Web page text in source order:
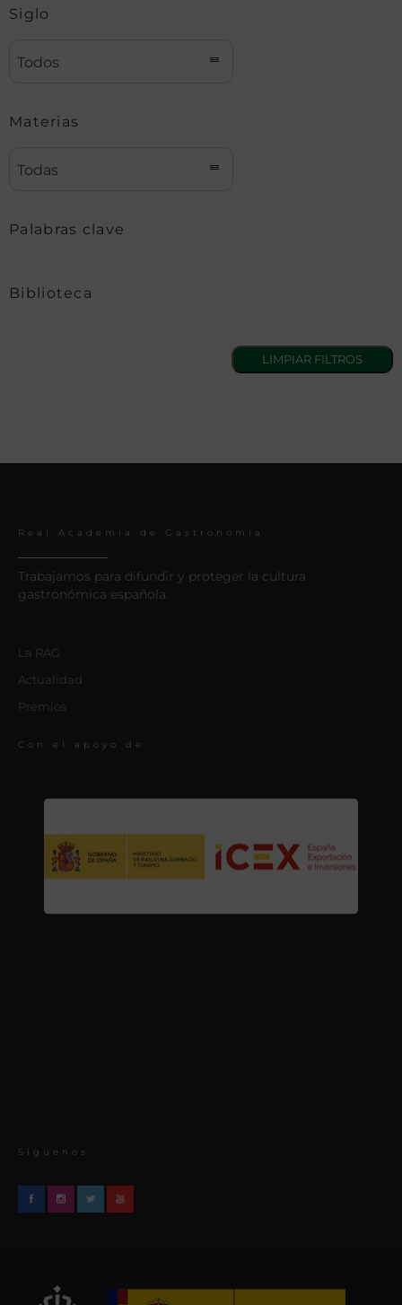
Siglo
Todos
Materias
Todas
Palabras clave
Biblioteca
Real Academia de Gastronomía
Trabajamos para difundir y proteger la cultura
gastronómica española.
La RAG
Actualidad
Premios
Con el apoyo de:
Síguenos